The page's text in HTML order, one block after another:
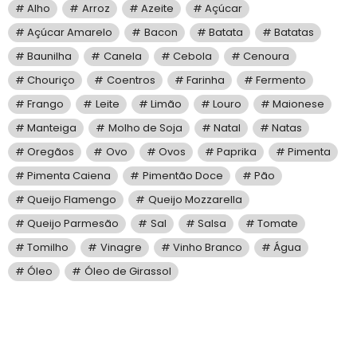
Alho Arroz Azeite
Açúcar
Açúcar Amarelo
Bacon Batata
Batatas
Baunilha
Canela Cebola
Cenoura
Chouriço
Coentros Farinha
Fermento
Frango
Leite Limão Louro
Maionese
Manteiga
Molho de Soja Natal
Natas
Oregãos
Ovo Ovos Paprika
Pimenta
Pimenta Caiena
Pimentão Doce
Pão
Queijo Flamengo
Queijo Mozzarella
Queijo Parmesão
Sal Salsa
Tomate
Tomilho
Vinagre Vinho Branco
Água
Óleo
Óleo de Girassol